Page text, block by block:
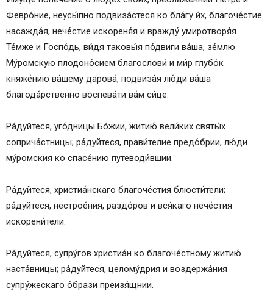
Февро́ние, неусы́пно подвиза́стеся ко бла́гу и́х, благоче́стие
насажда́я, нече́стие искореня́я и вражду́ умиротворя́я.
Те́мже и Госпо́дь, ви́дя таковы́я по́двиги ва́ша, зе́млю
Му́ромскую плодоно́сием благослови́ и ми́р глубо́к
княже́нию ва́шему дарова́, подвиза́я лю́ди ва́ша
благода́рственно воспева́ти ва́м си́це:
Ра́дуйтеся, уго́дницы Бо́жии, житию́ вели́ких святы́х
соприча́стницы; ра́дуйтеся, прави́телие предо́брии, лю́ди
му́ромския ко спасе́нию путеводи́вшии.
Ра́дуйтеся, христиа́нскаго благоче́стия блюсти́тели;
ра́дуйтеся, нестрое́ния, раздо́ров и вся́каго нече́стия
искорени́тели.
Ра́дуйтеся, супру́гов христиа́н ко благоче́стному житию́
наста́вницы; ра́дуйтеся, целому́дрия и воздержа́ния
супру́жескаго о́брази преизя́щнии.